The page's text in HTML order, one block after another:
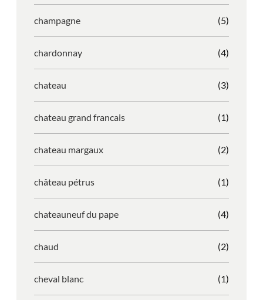
champagne (5)
chardonnay (4)
chateau (3)
chateau grand francais (1)
chateau margaux (2)
château pétrus (1)
chateauneuf du pape (4)
chaud (2)
cheval blanc (1)